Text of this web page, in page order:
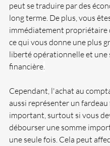
peut se traduire par des
long terme. De plus, vous
immédiatement propriétaire
ce qui vous donne une plus
liberté opérationnelle et une
financière.
Cependant, l'achat au
aussi représenter un
important, surtout si vous
débourser une somme
une seule fois. Cela peut